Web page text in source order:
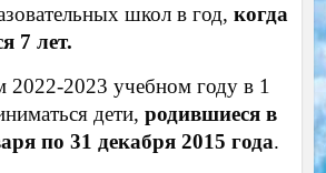
школ в год, когда
7 лет.
2022-2023 учебном году в 1
дети, родившиеся в
по 31 декабря 2015 года.